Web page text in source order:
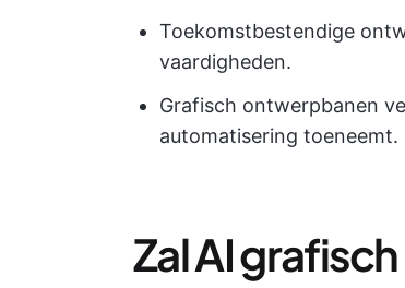
Toekomstbestendige
vaardigheden.
Grafisch ontwerpbanen
automatisering toeneemt.
Zal AI